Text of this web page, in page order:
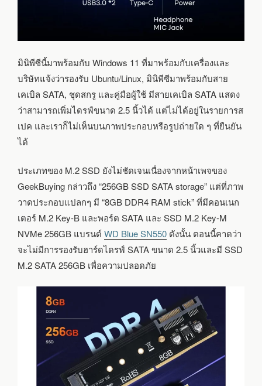
มินิพีซีนี้มาพร้อมกับ Windows 11 ที่มาพร้อมกับเครื่องและ
บริษัทแจ้งว่ารองรับ Ubuntu/Linux, มินิพีซีมาพร้อมกับสาย
เคเบิล SATA, ชุดสกรู และคู่มือผู้ใช้ มีสายเคเบิล SATA แสดง
ว่าสามารถเพิ่มไดรฟ์ขนาด 2.5 นิ้วได้ แต่ไม่ได้อยู่ในรายการส
เปค และเราก็ไม่เห็นบนภาพประกอบหรือรูปถ่ายใด ๆ ที่ยืนยัน
ได้
ประเภทของ M.2 SSD ยังไม่ชัดเจนเนื่องจากหน้าเพจของ
GeekBuying กล่าวถึง “256GB SSD SATA storage” แต่ที่ภาพ
วาดประกอบแปลกๆ มี “8GB DDR4 RAM stick” ที่มีคอนเนก
เตอร์ M.2 Key-B และพอร์ต SATA และ SSD M.2 Key-M
NVMe 256GB แบรนด์WD Blue SN550 ดังนั้น ตอนนี้คาดว่า
จะไม่มีการรองรับฮาร์ดไดรฟ์ SATA ขนาด 2.5 นิ้วและมี SSD
M.2 SATA 256GB เพื่อความปลอดภัย